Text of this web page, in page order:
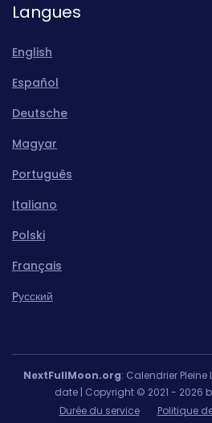
Langues
English
Español
Deutsche
Magyar
Português
Italiano
Polski
Français
Pусский
NextFullMoon.org: Calendrier
date | Copyright © 2021 - 2026
Durée du service
Politique